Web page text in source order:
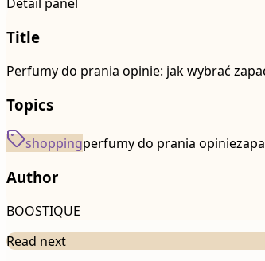
Detail panel
Title
Perfumy do prania opinie: jak wybrać
Topics
shoppingperfumy do prania opinie
Author
BOOSTIQUE
Read next